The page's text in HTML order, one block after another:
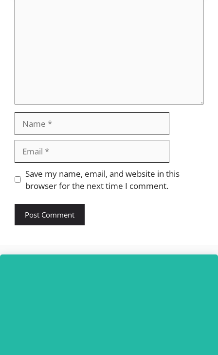
Website
Save my name, email, and website in this
browser for the next time I comment.